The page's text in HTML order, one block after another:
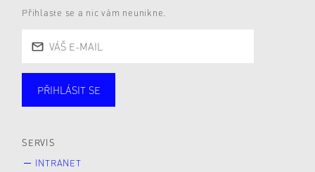
Přihlaste se a nic vám neunikne.
PŘIHLÁSIT SE
SERVIS
INTRANET